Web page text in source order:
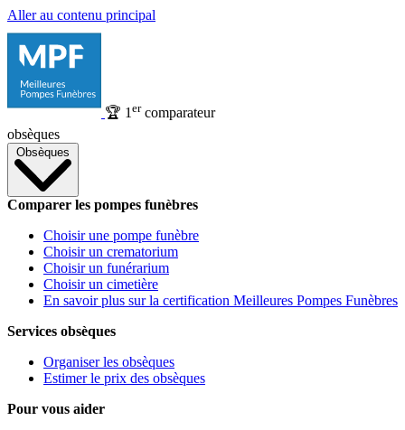
Aller au contenu principal
🏆 1 ercomparateur
obsèques
Obsèques
Comparer les pompes funèbres
Choisir une pompe funèbre
Choisir un crematorium
Choisir un funérarium
Choisir un cimetière
En savoir plus sur la certification Meilleures Pompes Funèbres
Services obsèques
Organiser les obsèques
Estimer le prix des obsèques
Pour vous aider